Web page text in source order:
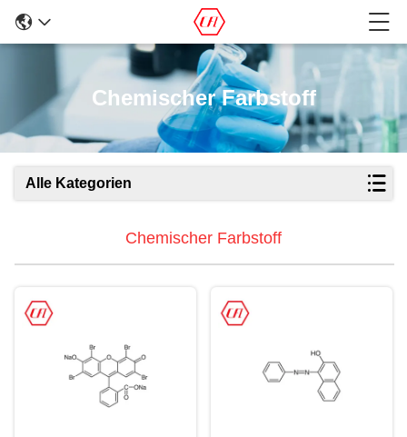
Chemischer Farbstoff
Alle Kategorien
Chemischer Farbstoff